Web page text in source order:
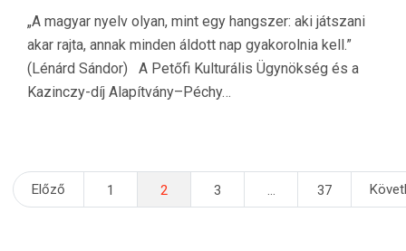
„A magyar nyelv olyan, mint egy hangszer: aki játszani
akar rajta, annak minden áldott nap gyakorolnia kell.”
(Lénárd Sándor) A Petőfi Kulturális Ügynökség és a
Kazinczy-díj Alapítvány–Péchy…
Bejegyzések
Előző 1 2 3 … 37